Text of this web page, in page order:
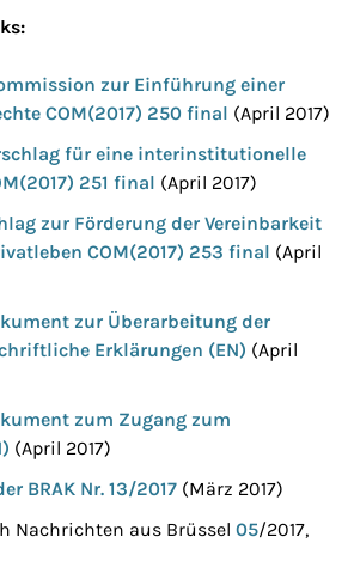
zur Einführung einer
COM(2017) 250 final (April 2017)
für eine interinstitutionelle
251 final (April 2017)
zur Förderung der Vereinbarkeit
COM(2017) 253 final (April
zur Überarbeitung der
Erklärungen (EN) (April
zum Zugang zum
(April 2017)
BRAK Nr. 13/2017 (März 2017)
Nachrichten aus Brüssel 05/2017,